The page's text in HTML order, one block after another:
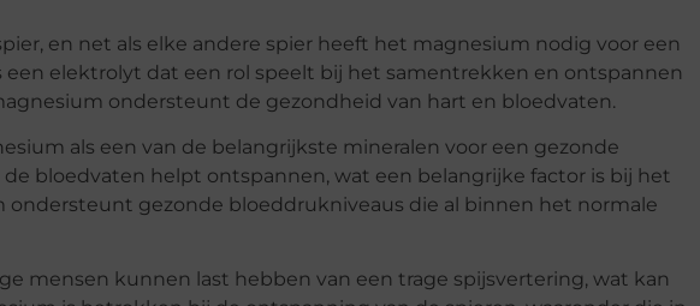
en net als elke andere spier heeft het magnesium nodig voor een
een elektrolyt dat een rol speelt bij het samentrekken en ontspannen
ondersteunt de gezondheid van hart en bloedvaten.
als een van de belangrijkste mineralen voor een gezonde
bloedvaten helpt ontspannen, wat een belangrijke factor is bij het
ondersteunt gezonde bloeddrukniveaus die al binnen het normale
mensen kunnen last hebben van een trage spijsvertering, wat kan